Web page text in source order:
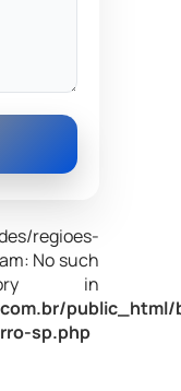
regioes-
No such
in
public_html/
sp.php